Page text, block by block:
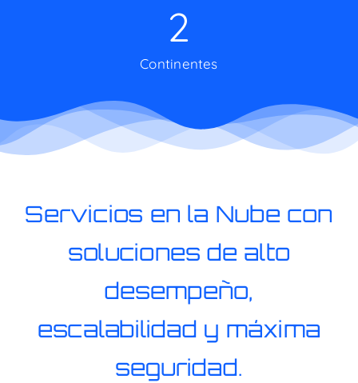
2
Continentes
Servicios en la Nube con
soluciones de alto
desempeño,
escalabilidad y máxima
seguridad.